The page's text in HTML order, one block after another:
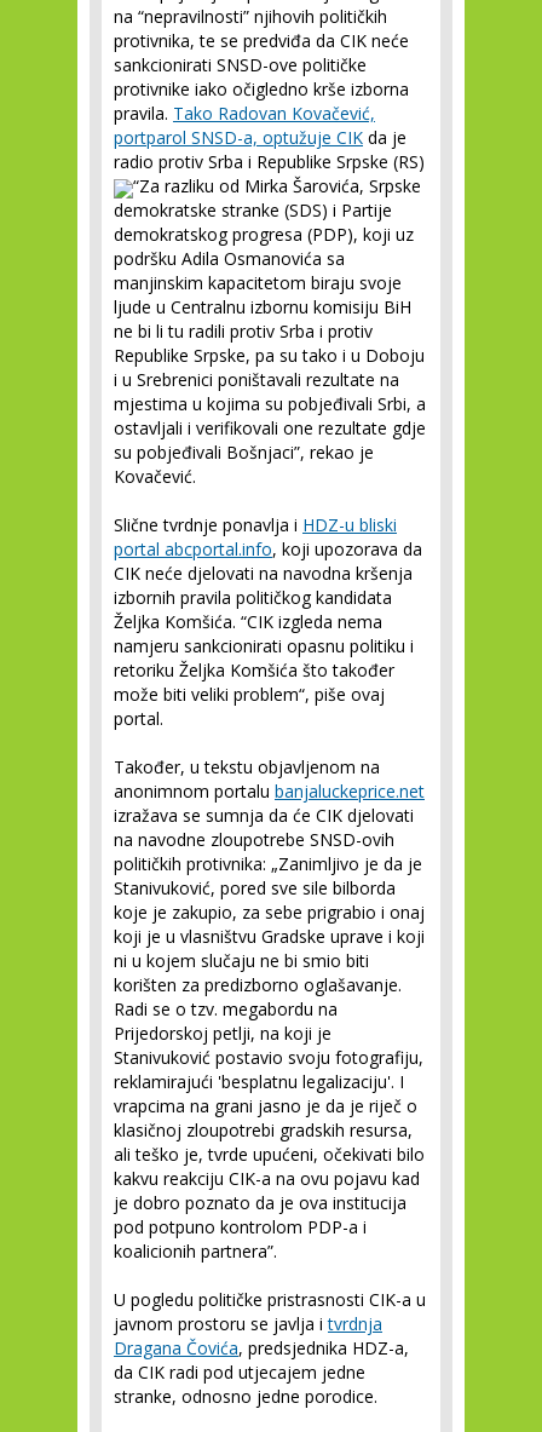
na “nepravilnosti” njihovih političkih
protivnika, te se predviđa da CIK neće
sankcionirati SNSD-ove političke
protivnike iako očigledno krše izborna
pravila. Tako Radovan Kovačević,
portparol SNSD-a, optužuje CIK da je
radio protiv Srba i Republike Srpske (RS)
“Za razliku od Mirka Šarovića, Srpske
demokratske stranke (SDS) i Partije
demokratskog progresa (PDP), koji uz
podršku Adila Osmanovića sa
manjinskim kapacitetom biraju svoje
ljude u Centralnu izbornu komisiju BiH
ne bi li tu radili protiv Srba i protiv
Republike Srpske, pa su tako i u Doboju
i u Srebrenici poništavali rezultate na
mjestima u kojima su pobjeđivali Srbi, a
ostavljali i verifikovali one rezultate gdje
su pobjeđivali Bošnjaci”, rekao je
Kovačević.
Slične tvrdnje ponavlja i HDZ-u bliski
portal abcportal.info, koji upozorava da
CIK neće djelovati na navodna kršenja
izbornih pravila političkog kandidata
Željka Komšića. “CIK izgleda nema
namjeru sankcionirati opasnu politiku i
retoriku Željka Komšića što također
može biti veliki problem“, piše ovaj
portal.
Također, u tekstu objavljenom na
anonimnom portalu banjaluckeprice.net
izražava se sumnja da će CIK djelovati
na navodne zloupotrebe SNSD-ovih
političkih protivnika: „Zanimljivo je da je
Stanivuković, pored sve sile bilborda
koje je zakupio, za sebe prigrabio i onaj
koji je u vlasništvu Gradske uprave i koji
ni u kojem slučaju ne bi smio biti
korišten za predizborno oglašavanje.
Radi se o tzv. megabordu na
Prijedorskoj petlji, na koji je
Stanivuković postavio svoju fotografiju,
reklamirajući 'besplatnu legalizaciju'. I
vrapcima na grani jasno je da je riječ o
klasičnoj zloupotrebi gradskih resursa,
ali teško je, tvrde upućeni, očekivati bilo
kakvu reakciju CIK-a na ovu pojavu kad
je dobro poznato da je ova institucija
pod potpuno kontrolom PDP-a i
koalicionih partnera”.
U pogledu političke pristrasnosti CIK-a u
javnom prostoru se javlja itvrdnja
Dragana Čovića, predsjednika HDZ-a,
da CIK radi pod utjecajem jedne
stranke, odnosno jedne porodice.